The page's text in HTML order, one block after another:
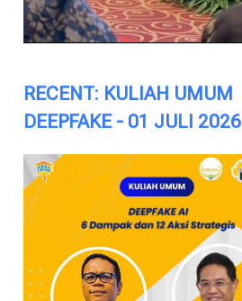
RECENT: KULIAH UMUM
DEEPFAKE - 01 JULI 2026